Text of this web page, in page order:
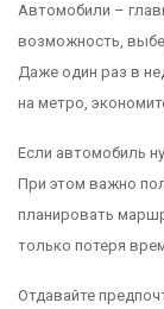
Автомобили –
возможность,
Даже один раз в
на метро,
Если автомобиль
При этом важно
планировать
только потеря
Отдавайте